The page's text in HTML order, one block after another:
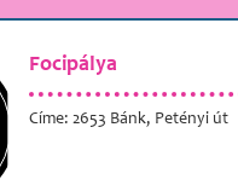
Focipálya
Címe: 2653 Bánk, Petényi út